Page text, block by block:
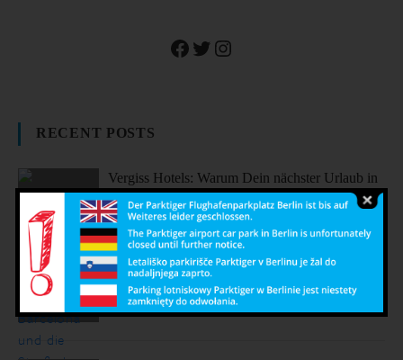
Facebook
TwitterInstagram
RECENT POSTS
Vergiss Hotels: Warum Dein nächster Urlaub in
einem dieser coolen Airbnbs stattfinden sollte.
Sonne, Stil, Sehenswürdigkeiten – So fühlt sich
Barcelona an